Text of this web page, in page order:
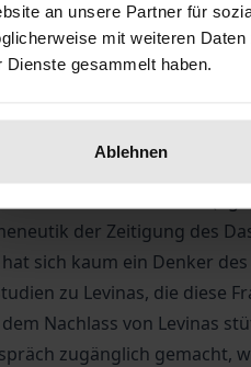
an unsere Partner für
mit weiteren
Dienste gesammelt haben.
Ablehnen
unwiderruflichen
Gattungssuizid in der
meiner Vernunft“ am
Freiheit aber tun?
der Zeitigung des
sich kaum ein Denker
zu Levinas, die diese
Nachlass von Levinas
zugänglich gemacht,